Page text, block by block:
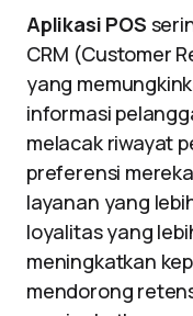
Aplikasi POS
CRM (Customer
yang
informasi
melacak riwayat
preferensi
layanan yang
loyalitas yang
meningkatkan
mendorong